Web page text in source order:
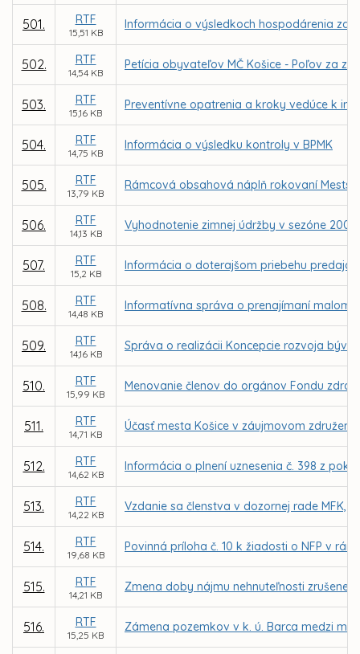
501. RTF
15,51 KB
Informácia o výsledkoch hospodárenia za
502. RTF
14,54 KB
Petícia obyvateľov MČ Košice - Poľov za
503. RTF
15,16 KB
Preventívne opatrenia a kroky vedúce k
504. RTF
14,75 KB
Informácia o výsledku kontroly v BPMK
505. RTF
13,79 KB
Rámcová obsahová náplň rokovaní
506. RTF
14,13 KB
Vyhodnotenie zimnej údržby v sezóne
507. RTF
15,2 KB
Informácia o doterajšom priebehu predaja
508. RTF
14,48 KB
Informatívna správa o prenajímaní
509. RTF
14,16 KB
Správa o realizácii Koncepcie rozvoja
510. RTF
15,99 KB
Menovanie členov do orgánov Fondu
511. RTF
14,71 KB
Účasť mesta Košice v záujmovom združení
512. RTF
14,62 KB
Informácia o plnení uznesenia č. 398 z
513. RTF
14,22 KB
Vzdanie sa členstva v dozornej rade MFK,
514. RTF
19,68 KB
Povinná príloha č. 10 k žiadosti o NFP v
515. RTF
14,21 KB
Zmena doby nájmu nehnuteľnosti zrušenej
516. RTF
15,25 KB
Zámena pozemkov v k. ú. Barca medzi